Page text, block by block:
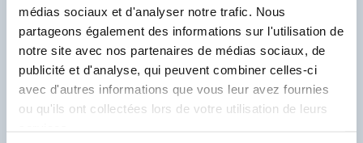
médias sociaux et d'analyser notre trafic. Nous
partageons également des informations sur l'utilisation de
notre site avec nos partenaires de médias sociaux, de
publicité et d'analyse, qui peuvent combiner celles-ci
avec d'autres informations que vous leur avez fournies
ou qu'ils ont collectées lors de votre utilisation de leurs
ARMATURES - FIBRES
CIMENTS SPÉCIAUX
DÉCAPANTS, ANTI VERDISSURES